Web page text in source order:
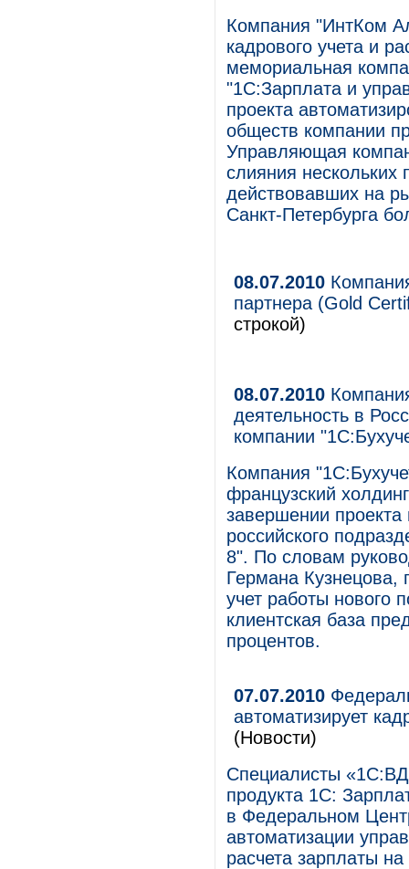
Компания "ИнтКом
кадрового учета и
мемориальная
"1С:Зарплата и
проекта
обществ компании
Управляющая
слияния нескольких
действовавших на
Санкт-Петербурга
08.07.2010
партнера (Gold
строкой)
08.07.2010
деятельность в
компании
Компания
французский
завершении
российского
8". По словам
Германа Кузнецова,
учет работы нового
клиентская база
процентов.
07.07.2010
автоматизирует
(Новости)
Специалисты
продукта 1С:
в Федеральном
автоматизации
расчета зарплаты